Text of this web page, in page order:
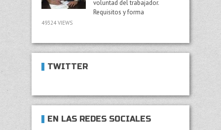
voluntad del trabajador.
Requisitos y forma
49324 VIEWS
TWITTER
EN LAS REDES SOCIALES